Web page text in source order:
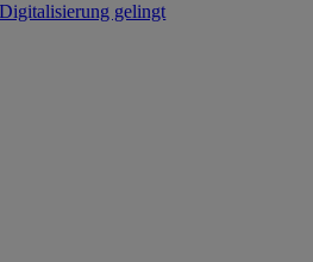
gelingt